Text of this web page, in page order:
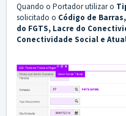
Quando o Portador utilizar o
solicitado o Código de
do FGTS, Lacre do
Conectividade Social e